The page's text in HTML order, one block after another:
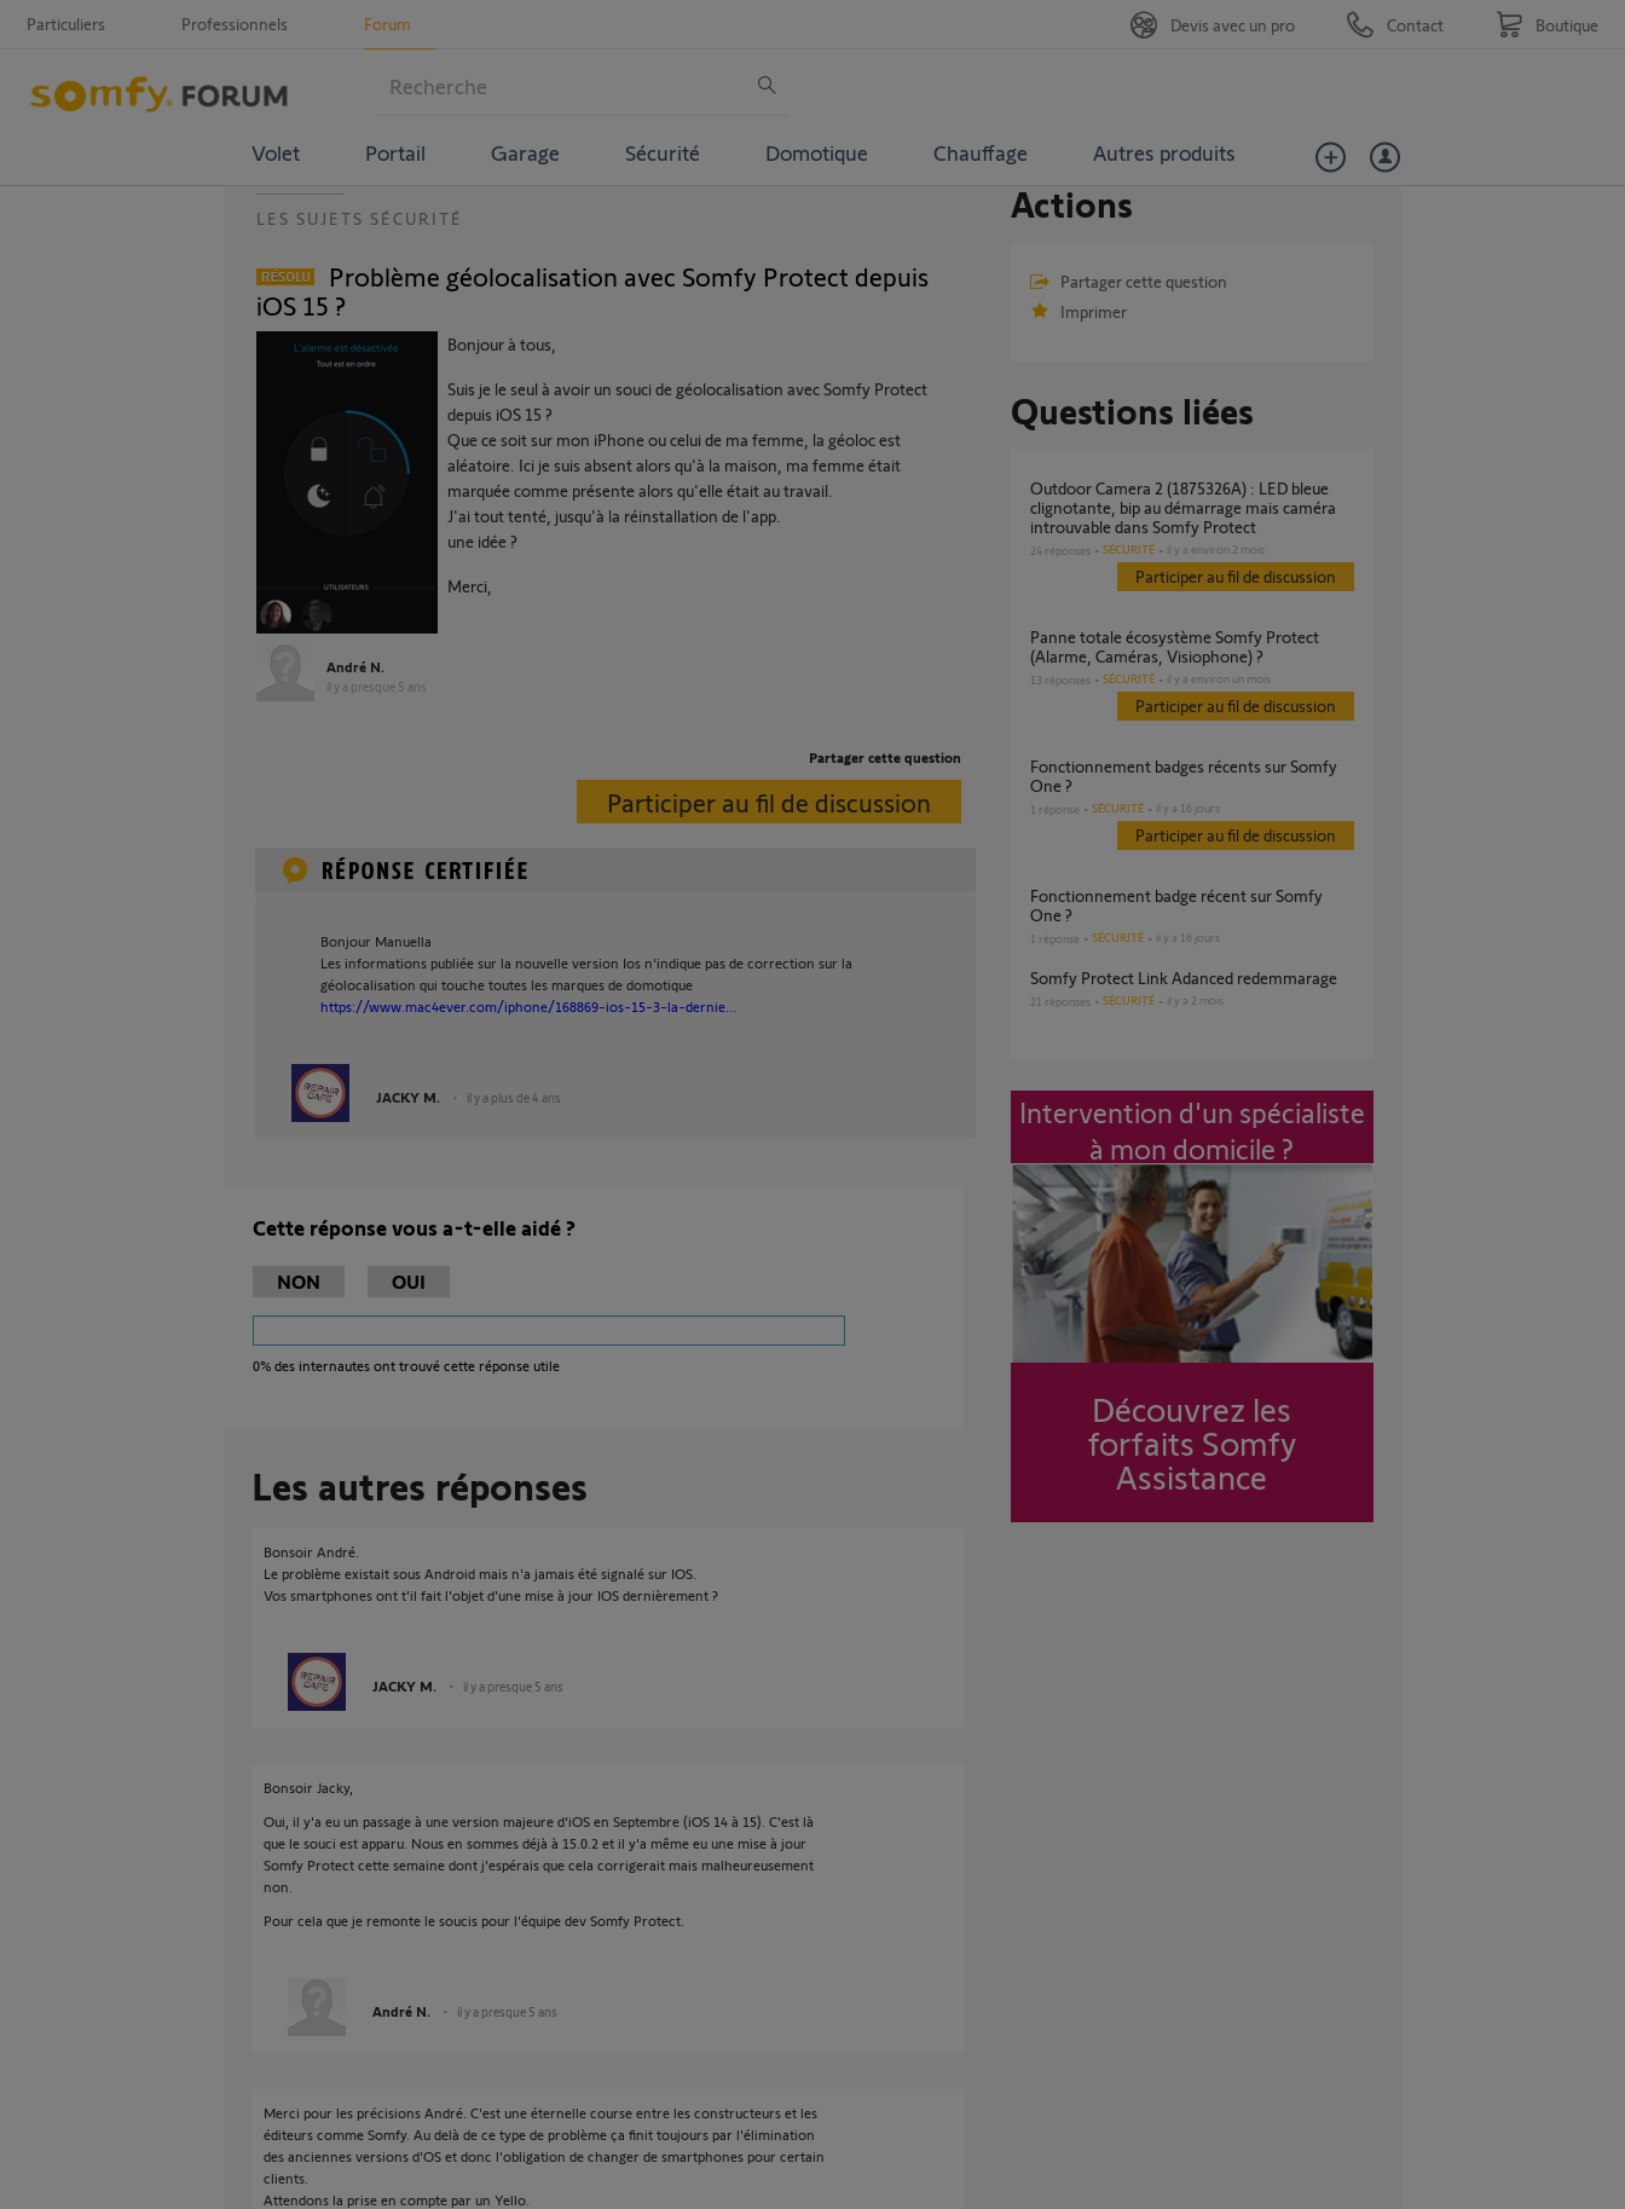
Particuliers Professionnels Forum
Volet Portail Garage Sécurité Domotique Chauffage Autres produits
Devis avec un pro Contact Boutique
LES SUJETS SÉCURITÉ
Problème géolocalisation avec Somfy Protect depuis
iOS 15 ?
Bonjour à tous,
Suis je le seul à avoir un souci de géolocalisation avec Somfy Protect
depuis iOS 15 ?
Que ce soit sur mon iPhone ou celui de ma femme, la géoloc est
aléatoire. Ici je suis absent alors qu'à la maison, ma femme était
marquée comme présente alors qu'elle était au travail.
J'ai tout tenté, jusqu'à la réinstallation de l'app.
une idée ?
Merci,
André N.
il y a presque 5 ans
Partager cette question
Participer au fil de discussion
Bonjour Manuella
Les informations publiée sur la nouvelle version Ios n'indique pas de correction sur la
géolocalisation qui touche toutes les marques de domotique
https://www.mac4ever.com/iphone/168869-ios-15-3-la-dernie...
JACKY M. il y a plus de 4 ans
Cette réponse vous a-t-elle aidé ?
NON OUI
0% des internautes ont trouvé cette réponse utile
Les autres réponses
Bonsoir André.
Le problème existait sous Android mais n'a jamais été signalé sur IOS.
Vos smartphones ont t'il fait l'objet d'une mise à jour IOS dernièrement ?
JACKY M. il y a presque 5 ans
Bonsoir Jacky,
Oui, il y'a eu un passage à une version majeure d'iOS en Septembre (iOS 14 à 15). C'est là
que le souci est apparu. Nous en sommes déjà à 15.0.2 et il y'a même eu une mise à jour
Somfy Protect cette semaine dont j'espérais que cela corrigerait mais malheureusement
non.
Pour cela que je remonte le soucis pour l'équipe dev Somfy Protect.
André N. il y a presque 5 ans
Merci pour les précisions André. C'est une éternelle course entre les constructeurs et les
éditeurs comme Somfy. Au delà de ce type de problème ça finit toujours par l'élimination
des anciennes versions d'OS et donc l'obligation de changer de smartphones pour certain
clients.
Attendons la prise en compte par un Yello.
Actions
Partager cette question
Imprimer
Questions liées
Outdoor Camera 2 (1875326A) : LED bleue
clignotante, bip au démarrage mais caméra
introuvable dans Somfy Protect
24 réponses SÉCURITÉ il y a environ 2 mois
Participer au fil de discussion
Panne totale écosystème Somfy Protect
(Alarme, Caméras, Visiophone) ?
13 réponses SÉCURITÉ il y a environ un mois
Participer au fil de discussion
Fonctionnement badges récents sur Somfy
One ?
1 réponse SÉCURITÉ il y a 16 jours
Participer au fil de discussion
Fonctionnement badge récent sur Somfy
One ?
1 réponse SÉCURITÉ il y a 16 jours
Somfy Protect Link Adanced redemmarage
21 réponses SÉCURITÉ il y a 2 mois
Intervention d'un spécialiste
à mon domicile ?
Découvrez les
forfaits Somfy
Assistance